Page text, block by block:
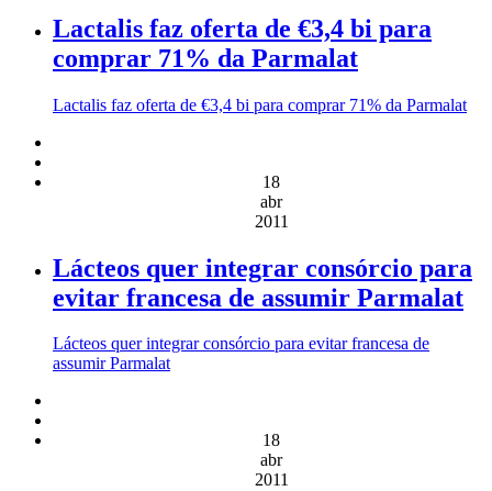
Lactalis faz oferta de €3,4 bi para
comprar 71% da Parmalat
Lactalis faz oferta de €3,4 bi para comprar 71% da Parmalat
18
abr
2011
Lácteos quer integrar consórcio para
evitar francesa de assumir Parmalat
Lácteos quer integrar consórcio para evitar francesa de
assumir Parmalat
18
abr
2011